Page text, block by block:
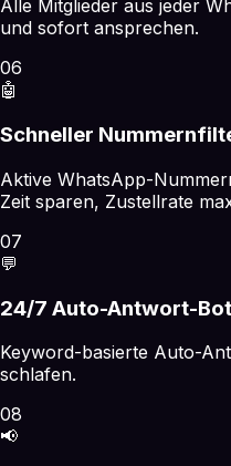
Alle Mitglieder aus jeder
und sofort ansprechen.
06
🤖
Schneller
Aktive WhatsApp-
Zeit sparen, Zustellrate
07
💬
24/7 Auto-Antwort-Bot
Keyword-basierte Auto-
schlafen.
08
📢